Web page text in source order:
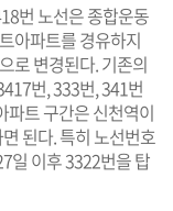
번 노선은 종합운동
아파트를 경유하지
로 변경된다. 기존의
번, 333번, 341번
파트 구간은 신천역이
된다. 특히 노선번호
일 이후 3322번을 탑